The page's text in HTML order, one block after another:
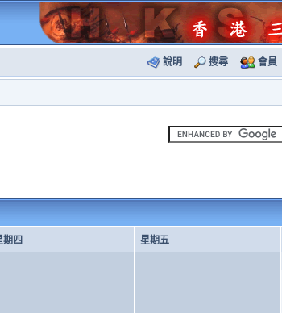
說明 搜尋 會員
期四 星期五